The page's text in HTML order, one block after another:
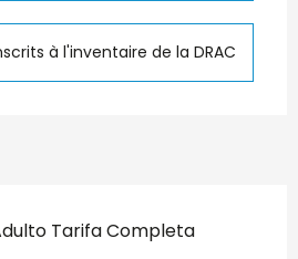
à l'inventaire de la DRAC
Tarifa Completa